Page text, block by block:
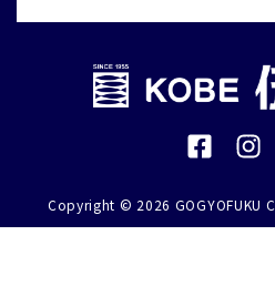
Copyright © 2026 GOGYOFUKU